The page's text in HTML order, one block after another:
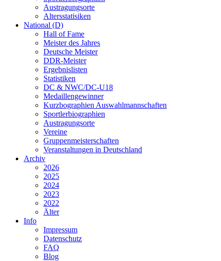
Austragungsorte
Altersstatisiken
National (D)
Hall of Fame
Meister des Jahres
Deutsche Meister
DDR-Meister
Ergebnislisten
Statistiken
DC & NWC/DC-U18
Medaillengewinner
Kurzbographien Auswahlmannschaften
Sportlerbiographien
Austragungsorte
Vereine
Gruppenmeisterschaften
Veranstaltungen in Deutschland
Archiv
2026
2025
2024
2023
2022
Älter
Info
Impressum
Datenschutz
FAQ
Blog